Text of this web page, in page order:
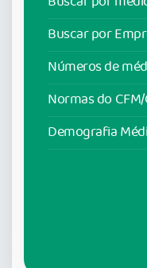
Buscar por
Números de
Normas do
Demografia